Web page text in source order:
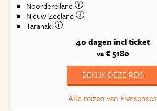
Noordereiland
Nieuw-Zeeland
Taranaki
40 dagen incl ticket
va€ 5180
BEKIJK DEZE REIS
Alle reizen van Fivesenses